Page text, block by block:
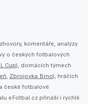
komentáře, analýzy
o českých fotbalových
Cup), domácích týmech
, Zbrojovka Brno), hráčích
české fotbalové
eFotbal.cz přináší i rychlé